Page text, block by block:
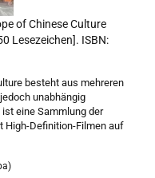
of Chinese Culture
Lesezeichen]. ISBN:
besteht aus mehreren
unabhängig
eine Sammlung der
High-Definition-Filmen auf